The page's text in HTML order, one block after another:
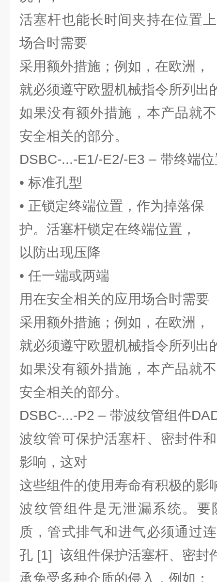
活塞杆也能长时间夹持在位置
场合时需要
采用额外措施；例如，在欧洲，
就必须遵守欧盟机械指令所列出
如果没有额外措施，本产品就
安全相关的部分。
DSBC-...-E1/-E2/-E3 – 带终端
• 标准孔型
• 正锁定终端位置，作为掉落保
护。活塞杆锁定在终端位置，
以防出现压降
• 任一端或两端
用在安全相关的应用场合时需要
采用额外措施；例如，在欧洲，
就必须遵守欧盟机械指令所列出
如果没有额外措施，本产品就
安全相关的部分。
DSBC-...-P2 – 带波纹管组件
波纹管可保护活塞杆、密封件
影响，这对
这些组件的使用寿命有积极的影
波纹管组件是无泄漏系统。要
质，管式排气和进气必须通过
孔 [1] 该组件保护活塞杆、密封
承免受多种介质的侵入，例如：